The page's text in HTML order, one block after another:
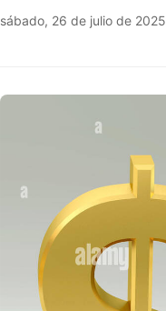
sábado, 26 de julio de 2025